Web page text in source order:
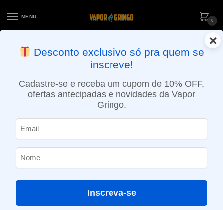
MENU
0
ENTREGA NO MESMO DIA EM SÃO PAULO (SEG A SEX): PEDIDOS
APROVADOS ATÉ 15:30 VIA MOTOBOY
×
Desconto exclusivo só pra quem se
inscreve!
Cadastre-se e receba um cupom de 10% OFF,
ofertas antecipadas e novidades da Vapor
Gringo.
Inscreva-se